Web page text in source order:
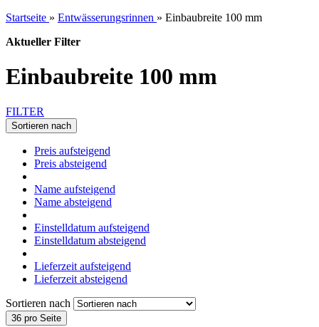
Startseite » Entwässerungsrinnen » Einbaubreite 100 mm
Aktueller Filter
Einbaubreite 100 mm
FILTER
Sortieren nach
Preis aufsteigend
Preis absteigend
Name aufsteigend
Name absteigend
Einstelldatum aufsteigend
Einstelldatum absteigend
Lieferzeit aufsteigend
Lieferzeit absteigend
Sortieren nach
36 pro Seite